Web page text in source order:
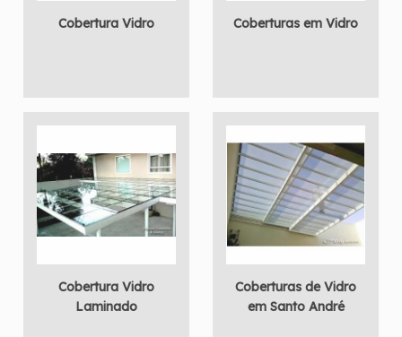
Cobertura Vidro Coberturas em Vidro
Cobertura Vidro
Laminado
Coberturas de Vidro
em Santo André